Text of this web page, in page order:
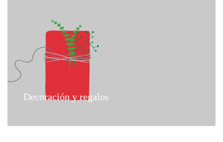
Decoración y regalos